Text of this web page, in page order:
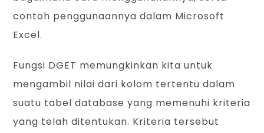
contoh penggunaannya dalam Microsoft
Excel.
Fungsi DGET memungkinkan kita untuk
mengambil nilai dari kolom tertentu dalam
suatu tabel database yang memenuhi kriteria
yang telah ditentukan. Kriteria tersebut